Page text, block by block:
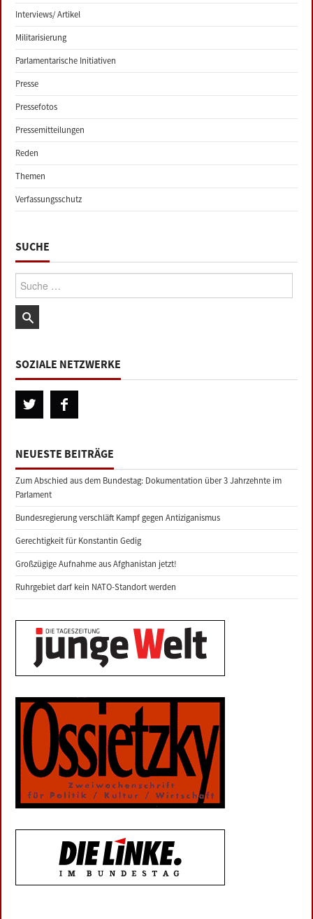
Interviews/ Artikel
Militarisierung
Parlamentarische Initiativen
Presse
Pressefotos
Pressemitteilungen
Reden
Themen
Verfassungsschutz
SUCHE
Suche:
SOZIALE NETZWERKE
NEUESTE BEITRÄGE
Zum Abschied aus dem Bundestag: Dokumentation über 3 Jahrzehnte im
Parlament
Bundesregierung verschläft Kampf gegen Antiziganismus
Gerechtigkeit für Konstantin Gedig
Großzügige Aufnahme aus Afghanistan jetzt!
Ruhrgebiet darf kein NATO-Standort werden